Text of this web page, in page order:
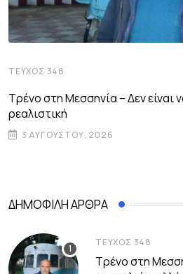
ΤΕΎΧΟΣ 348
Τρένο στη Μεσσηνία – Δεν είναι
ρεαλιστική
3 ΑΥΓΟΎΣΤΟΥ, 2026
ΔΗΜΟΦΙΛΉ ΆΡΘΡΑ
ΤΕΎΧΟΣ 348
Τρένο στη